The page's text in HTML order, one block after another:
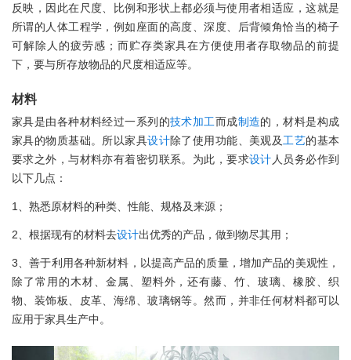
反映，因此在尺度、比例和形状上都必须与使用者相适应，这就是
所谓的人体工程学，例如座面的高度、深度、后背倾角恰当的椅子
可解除人的疲劳感；而贮存类家具在方便使用者存取物品的前提
下，要与所存放物品的尺度相适应等。
材料
家具是由各种材料经过一系列的技术加工而成制造的，材料是构成
家具的物质基础。所以家具设计除了使用功能、美观及工艺的基本
要求之外，与材料亦有着密切联系。为此，要求设计 人员务必作到
以下几点：
1、熟悉原材料的种类、性能、规格及来源；
2、根据现有的材料去设计出优秀的产品，做到物尽其用；
3、善于利用各种新材料，以提高产品的质量，增加产品的美观性，
除了常用的木材、金属、塑料外，还有藤、竹、玻璃、橡胶、织
物、装饰板、皮革、海绵、玻璃钢等。然而，并非任何材料都可以
应用于家具生产中。